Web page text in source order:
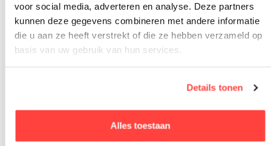
voor social media, adverteren en analyse. Deze partners
kunnen deze gegevens combineren met andere informatie
die u aan ze heeft verstrekt of die ze hebben verzameld op
basis van uw gebruik van hun services.
Details tonen
Alles toestaan
Wanneer is de beste periode
om de Veluwe buiten het
hoogseizoen te bezoeken?
De beste periodes om de Veluwe buiten het
hoogseizoen te bezoeken zijn september tot
november voor herfstkleuren en edelhertenbronst, en